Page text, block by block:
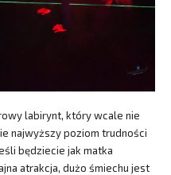
labirynt, który wcale nie
najwyższy poziom trudności
będziecie jak matka
atrakcja, dużo śmiechu jest